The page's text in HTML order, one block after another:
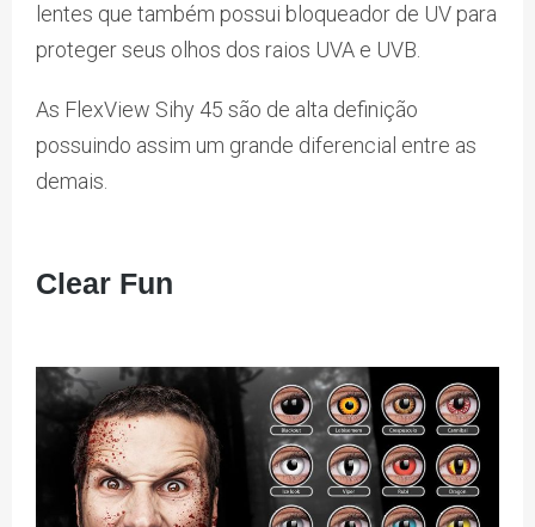
lentes que também possui bloqueador de UV para
proteger seus olhos dos raios UVA e UVB.
As FlexView Sihy 45 são de alta definição
possuindo assim um grande diferencial entre as
demais.
Clear Fun